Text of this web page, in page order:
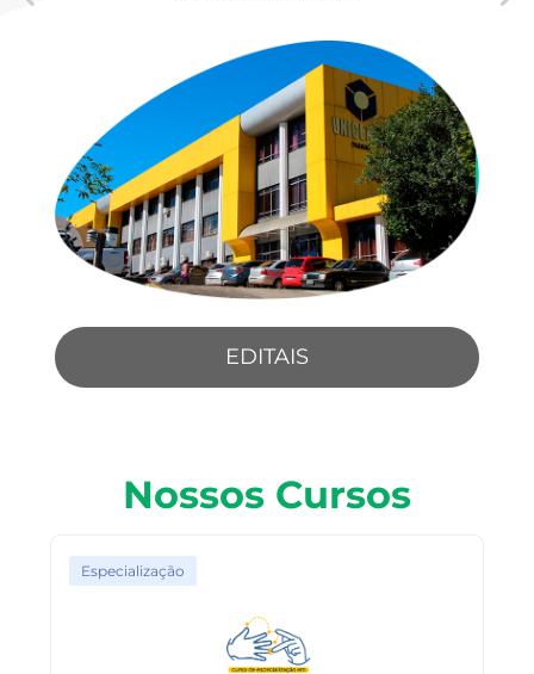
EDITAIS
Nossos Cursos
Especialização